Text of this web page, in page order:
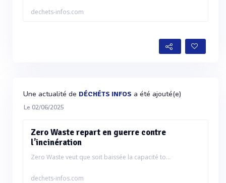
dechets-infos.com
Une actualité de DÉCHÉTS INFOS a été ajouté(e)
Le 02/06/2025
Zero Waste repart en guerre contre
l’incinération
Zero Waste veut que soit baissée la capacité to...
dechets-infos.com